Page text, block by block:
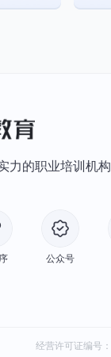
力的职业培训机构
公众号
经营许可证编号：